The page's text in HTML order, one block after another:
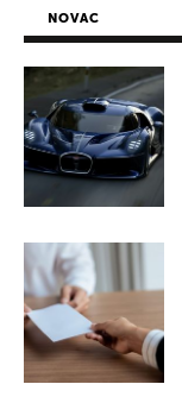
NOVAC